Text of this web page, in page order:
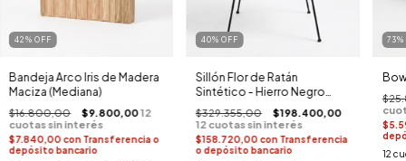
42 % OFF
Bandeja Arco Iris de Madera
Maciza (Mediana)
$16.800,00 $9.800,00
$7.840,00 con Transferencia o
depósito bancario
40% OFF
Sillón Flor de Ratán
Sintético - Hierro Negro
(Con Almohadón)
$329.355,00 $198.400,00
$158.720,00 con Transferencia
o depósito bancario
73%
12